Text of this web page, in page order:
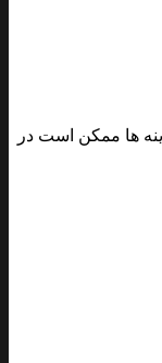
ها ممکن است در